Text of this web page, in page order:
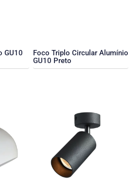
GU10
Foco Triplo Circular Alumínio
GU10 Preto